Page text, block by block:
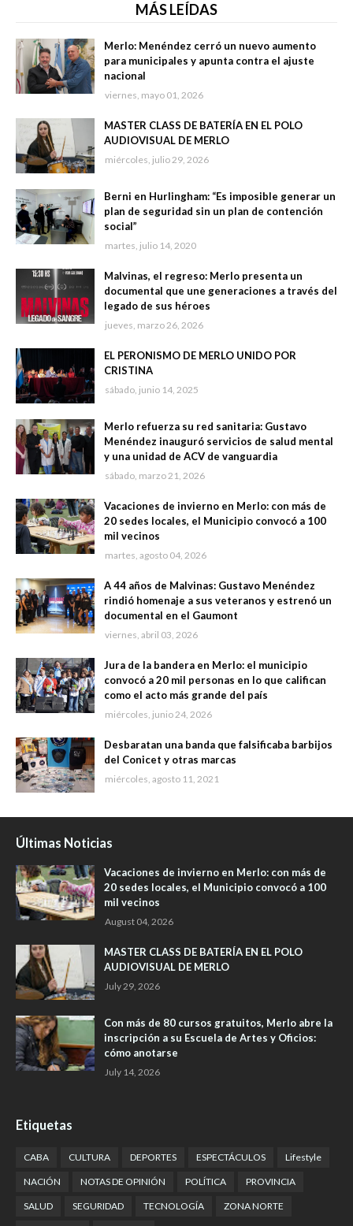
MÁS LEÍDAS
Merlo: Menéndez cerró un nuevo aumento
para municipales y apunta contra el ajuste
nacional
viernes, mayo 01, 2026
MASTER CLASS DE BATERÍA EN EL POLO
AUDIOVISUAL DE MERLO
miércoles, julio 29, 2026
Berni en Hurlingham: “Es imposible generar un
plan de seguridad sin un plan de contención
social”
martes, julio 14, 2020
Malvinas, el regreso: Merlo presenta un
documental que une generaciones a través del
legado de sus héroes
jueves, marzo 26, 2026
EL PERONISMO DE MERLO UNIDO POR
CRISTINA
sábado, junio 14, 2025
Merlo refuerza su red sanitaria: Gustavo
Menéndez inauguró servicios de salud mental
y una unidad de ACV de vanguardia
sábado, marzo 21, 2026
Vacaciones de invierno en Merlo: con más de
20 sedes locales, el Municipio convocó a 100
mil vecinos
martes, agosto 04, 2026
A 44 años de Malvinas: Gustavo Menéndez
rindió homenaje a sus veteranos y estrenó un
documental en el Gaumont
viernes, abril 03, 2026
Jura de la bandera en Merlo: el municipio
convocó a 20 mil personas en lo que califican
como el acto más grande del país
miércoles, junio 24, 2026
Desbaratan una banda que falsificaba barbijos
del Conicet y otras marcas
miércoles, agosto 11, 2021
Últimas Noticias
Vacaciones de invierno en Merlo: con más de
20 sedes locales, el Municipio convocó a 100
mil vecinos
August 04, 2026
MASTER CLASS DE BATERÍA EN EL POLO
AUDIOVISUAL DE MERLO
July 29, 2026
Con más de 80 cursos gratuitos, Merlo abre la
inscripción a su Escuela de Artes y Oficios:
cómo anotarse
July 14, 2026
Etiquetas
CABA CULTURA DEPORTES ESPECTÁCULOS Lifestyle
NACIÓN NOTAS DE OPINIÓN POLÍTICA PROVINCIA
SALUD SEGURIDAD TECNOLOGÍA ZONA NORTE